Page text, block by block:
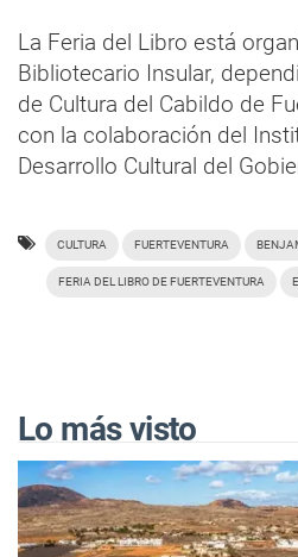
La Feria del Libro está
Bibliotecario Insular,
de Cultura del Cabildo de
con la colaboración del
Desarrollo Cultural del
CULTURA FUERTEVENTURA
FERIA DEL LIBRO DE FUERTEVENTURA
Lo más visto